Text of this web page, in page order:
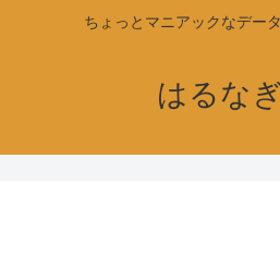
ちょっとマニアックなデー
はるな